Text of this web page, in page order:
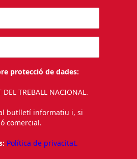
protecció de dades:
DEL TREBALL NACIONAL.
butlletí informatiu i, si
comercial.
Política de privacitat.